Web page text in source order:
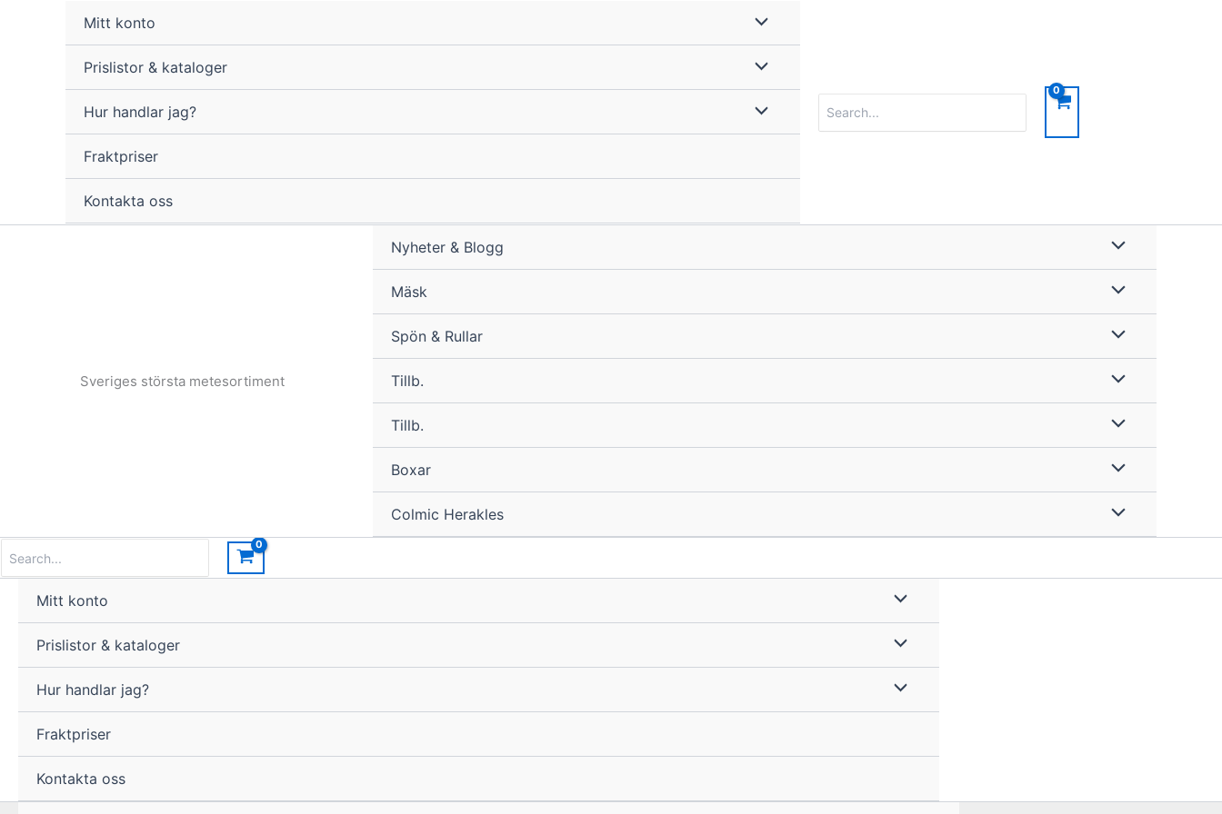
Mitt konto
Prislistor & kataloger
Hur handlar jag?
Fraktpriser
Kontakta oss
for:
Sveriges största metesortiment
Nyheter & Blogg
Mäsk
Spön & Rullar
Tillb.
Tillb.
Boxar
Colmic Herakles
for:
Mitt konto
Prislistor & kataloger
Hur handlar jag?
Fraktpriser
Kontakta oss